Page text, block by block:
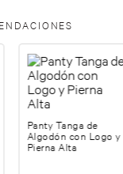
Panty Tanga de
Algodón con Logo y
Pierna Alta